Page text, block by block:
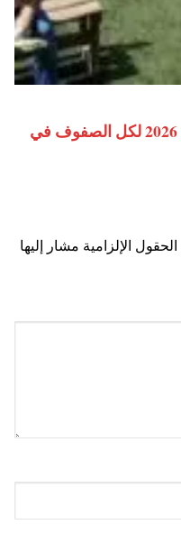
نتيجة امتحانات النقل الترم الثاني 2026 لكل الصفوف في
الحقول الإلزامية مشار إليها